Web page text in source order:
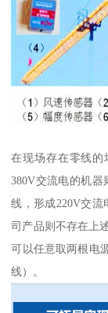
在现场存在零线的
380V交流电的机
线，形成220V交
司产品则不存在上
可以任意取两根电
线）。